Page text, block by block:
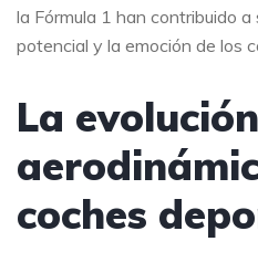
la Fórmula 1 han contribuido
potencial y la emoción de los
La
coches